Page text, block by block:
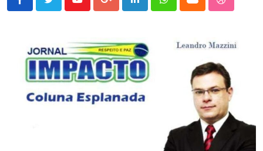
YoutubeGoogle+LinkedInWhatsappCloud